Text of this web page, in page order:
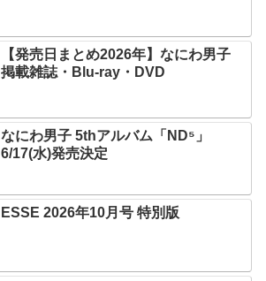
【発売日まとめ2026年】なにわ男子
掲載雑誌・Blu-ray・DVD
なにわ男子 5thアルバム「ND⁵」
6/17(水)発売決定
ESSE 2026年10月号 特別版